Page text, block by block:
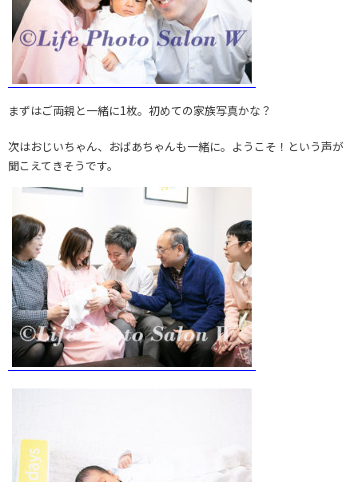
まずはご両親と一緒に1枚。初めての家族写真かな？
次はおじいちゃん、おばあちゃんも一緒に。ようこそ！という声が
聞こえてきそうです。